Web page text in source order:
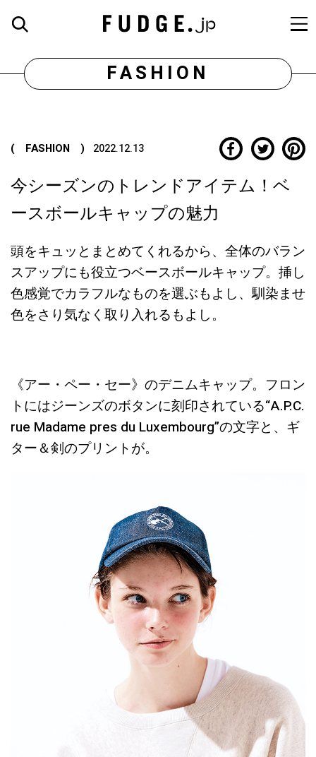
FASHION
( FASHION ) 2022.12.13
今シーズンのトレンドアイテム！ベ
ースボールキャップの魅力
頭をキュッとまとめてくれるから、全体のバラン
スアップにも役立つベースボールキャップ。挿し
色感覚でカラフルなものを選ぶもよし、馴染ませ
色をさり気なく取り入れるもよし。
《アー・ペー・セー》のデニムキャップ。フロン
トにはジーンズのボタンに刻印されている“A.P.C.
rue Madame pres du Luxembourg”の文字と、ギ
ター＆剣のプリントが。